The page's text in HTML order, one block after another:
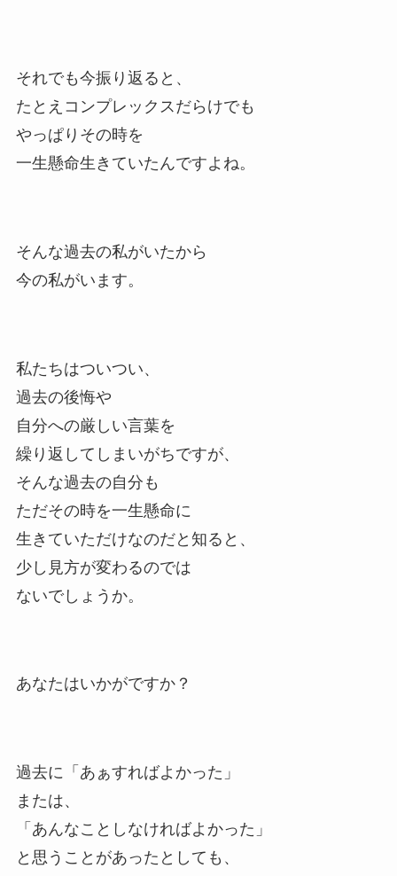
それでも今振り返ると、
たとえコンプレックスだらけでも
やっぱりその時を
一生懸命生きていたんですよね。
そんな過去の私がいたから
今の私がいます。
私たちはついつい、
過去の後悔や
自分への厳しい言葉を
繰り返してしまいがちですが、
そんな過去の自分も
ただその時を一生懸命に
生きていただけなのだと知ると、
少し見方が変わるのでは
ないでしょうか。
あなたはいかがですか？
過去に「あぁすればよかった」
または、
「あんなことしなければよかった」
と思うことがあったとしても、